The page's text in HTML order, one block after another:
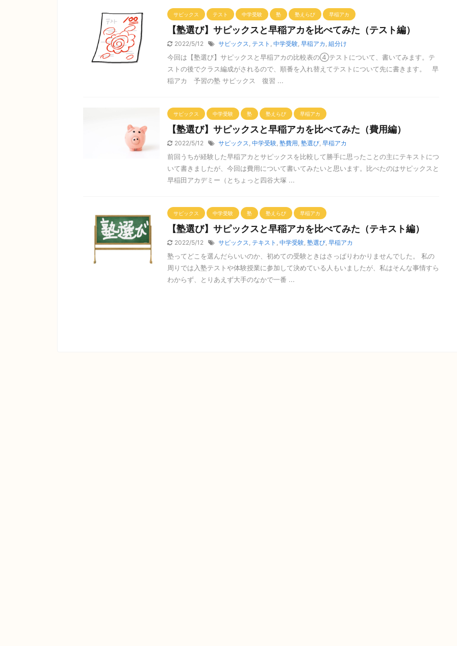
サピックス テスト 中学受験 塾 塾えらび 早稲アカ
【塾選び】サピックスと早稲アカを比べてみた（テスト編）
2022/5/12 サピックス, テスト , 中学受験, 早稲アカ , 組分け
今回は【塾選び】サピックスと早稲アカの比較表の④テストについて、書いてみます。テ
ストの後でクラス編成がされるので、順番を入れ替えてテストについて先に書きます。 早
稲アカ 予習の塾 サピックス 復習 ...
サピックス 中学受験 塾 塾えらび 早稲アカ
【塾選び】サピックスと早稲アカを比べてみた（費用編）
2022/5/12 サピックス, 中学受験, 塾費用, 塾選び, 早稲アカ
前回うちが経験した早稲アカとサピックスを比較して勝手に思ったことの主にテキストにつ
いて書きましたが、今回は費用について書いてみたいと思います。比べたのはサピックスと
早稲田アカデミー（とちょっと四谷大塚 ...
サピックス 中学受験 塾 塾えらび 早稲アカ
【塾選び】サピックスと早稲アカを比べてみた（テキスト編）
2022/5/12 サピックス, テキスト , 中学受験, 塾選び, 早稲アカ
塾ってどこを選んだらいいのか、初めての受験ときはさっぱりわかりませんでした。 私の
周りでは入塾テストや体験授業に参加して決めている人もいましたが、私はそんな事情すら
わからず、とりあえず大手のなかで一番 ...